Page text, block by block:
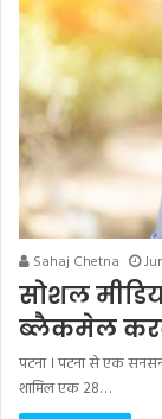
Sahaj Chetna
सोशल
ब्लैकमेल
पटना । पटना से एक
शामिल एक 28…